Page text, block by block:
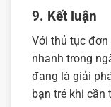
9. Kết luận
Với thủ tục đơn
nhanh trong
đang là giải
bạn trẻ khi cần